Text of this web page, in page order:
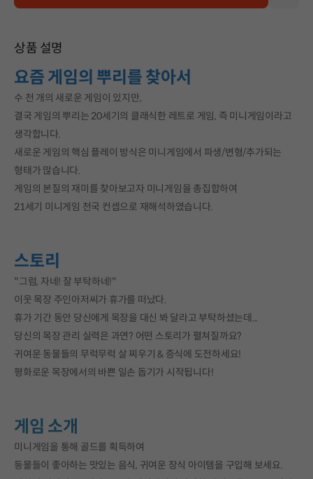
상품 설명
요즘 게임의 뿌리를 찾아서
수 천 개의 새로운 게임이 있지만,
결국 게임의 뿌리는 20세기의 클래식한 레트로 게임, 즉 미니게임이라고
생각합니다.
새로운 게임의 핵심 플레이 방식은 미니게임에서 파생/변형/추가되는
형태가 많습니다.
게임의 본질의 재미를 찾아보고자 미니게임을 총집합하여
21세기 미니게임 천국 컨셉으로 재해석하였습니다.
스토리
"그럼, 자네! 잘 부탁하네!"
이웃 목장 주인아저씨가 휴가를 떠났다.
휴가 기간 동안 당신에게 목장을 대신 봐 달라고 부탁하셨는데...
당신의 목장 관리 실력은 과연? 어떤 스토리가 펼쳐질까요?
귀여운 동물들의 무럭무럭 살 찌우기 & 증식에 도전하세요!
평화로운 목장에서의 바쁜 일손 돕기가 시작됩니다!
게임 소개
미니게임을 통해 골드를 획득하여
동물들이 좋아하는 맛있는 음식, 귀여운 장식 아이템을 구입해 보세요.